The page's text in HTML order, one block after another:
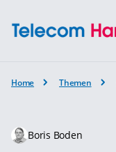
Home Themen
Boris Boden